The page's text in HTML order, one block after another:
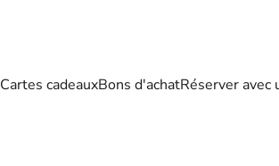
Cartes cadeauxBons d'achatRéserver avec